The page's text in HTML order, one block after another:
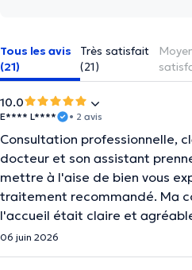
Tous les avis
(21)
Très satisfait
(21)
10.0
E**** L**** • 2 avis
Consultation professionnelle,
docteur et son assistant
mettre à l'aise de bien vous
traitement recommandé. Ma
l'accueil était claire et
06 juin 2026